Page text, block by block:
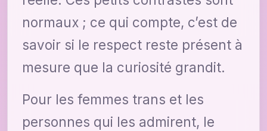
normaux ; ce qui compte, c’est de
savoir si le respect reste présent à
mesure que la curiosité grandit.
Pour les femmes trans et les
personnes qui les admirent, le